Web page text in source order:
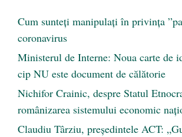
Cum sunteți manipulați în privința
coronavirus
Ministerul de Interne: Noua carte de
cip NU este document de călătorie
Nichifor Crainic, despre Statul
românizarea sistemului economic
Claudiu Târziu, președintele ACT: